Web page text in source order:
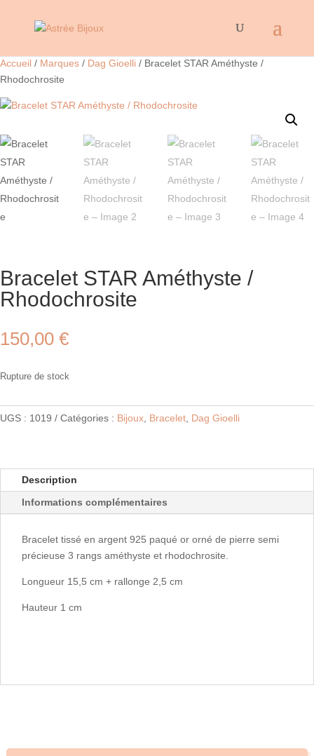
Accueil / Marques / Dag Gioelli / Bracelet STAR Améthyste /
Rhodochrosite
Bracelet STAR Améthyste /
Rhodochrosite
150,00 €
Rupture de stock
UGS : 1019 Catégories : Bijoux Bracelet Dag Gioelli
Description
Informations complémentaires
Bracelet tissé en argent 925 paqué or orné de pierre semi
précieuse 3 rangs améthyste et rhodochrosite.
Longueur 15,5 cm + rallonge 2,5 cm
Hauteur 1 cm